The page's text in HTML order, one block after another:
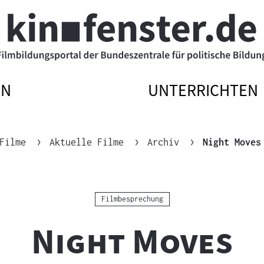
UNTERRICHTEN
Filme Aktuelle Filme Archiv Night Moves
Kategorie:
Filmbesprechung
"
Night Moves